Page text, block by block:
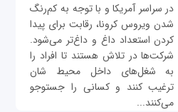
در سراسر آمریکا و با توجه به کم‌رنگ
شدن ویروس کرونا، رقابت برای پیدا
کردن استعداد داغ و داغ‌تر می‌شود.
شرکت‌ها در تلاش هستند تا افراد را
به شغل‌های داخل محیط شان
ترغیب کنند و کسانی را جستوجو
می‌کنند...